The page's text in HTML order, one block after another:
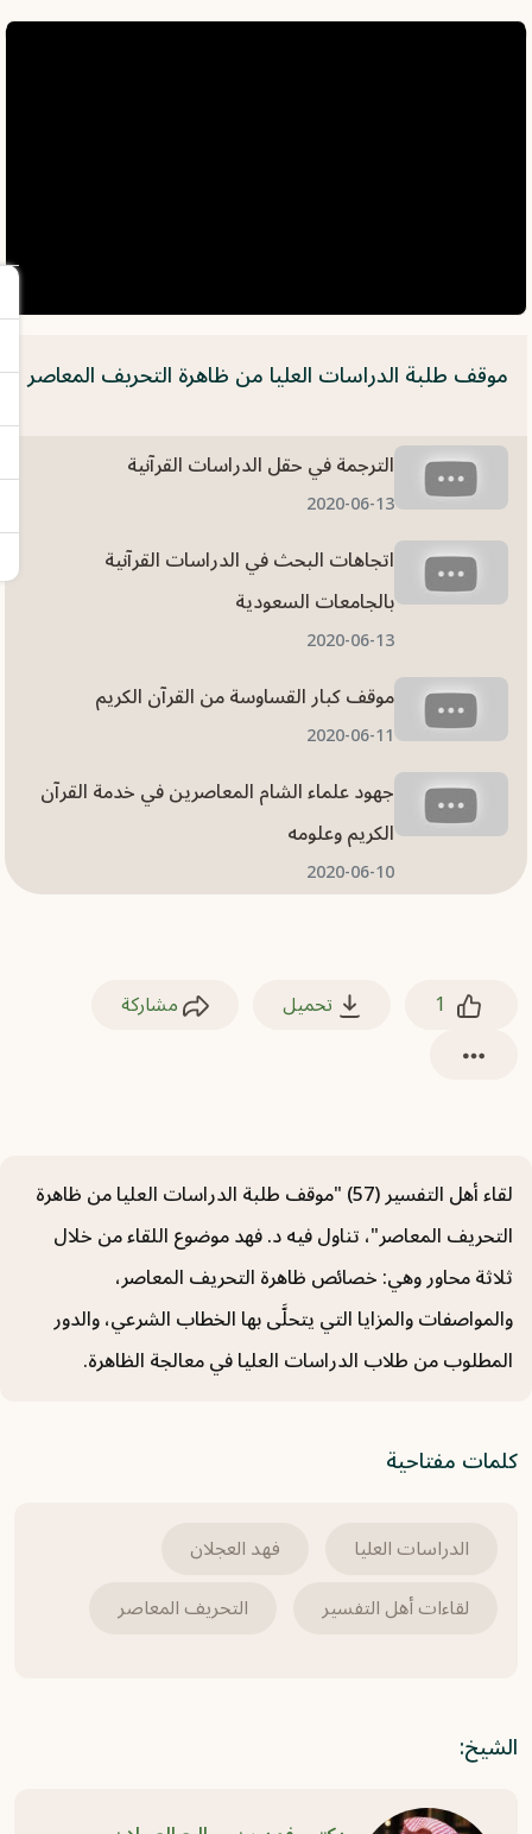
موقف طلبة الدراسات العليا من ظاهرة التحريف المعاصر
الترجمة في حقل الدراسات القرآنية
2020-06-13
اتجاهات البحث في الدراسات القرآنية
بالجامعات السعودية
2020-06-13
موقف كبار القساوسة من القرآن الكريم
2020-06-11
جهود علماء الشام المعاصرين في خدمة القرآن
الكريم وعلومه
2020-06-10
2020-06-09 1 تحميل مشاركة
لقاء أهل التفسير (57) "موقف طلبة الدراسات العليا من ظاهرة
التحريف المعاصر"، تناول فيه د. فهد موضوع اللقاء من خلال
ثلاثة محاور وهي: خصائص ظاهرة التحريف المعاصر،
والمواصفات والمزايا التي يتحلَّى بها الخطاب الشرعي، والدور
المطلوب من طلاب الدراسات العليا في معالجة الظاهرة.
كلمات مفتاحية
الدراسات العليا
فهد العجلان
لقاءات أهل التفسير
التحريف المعاصر
الشيخ: